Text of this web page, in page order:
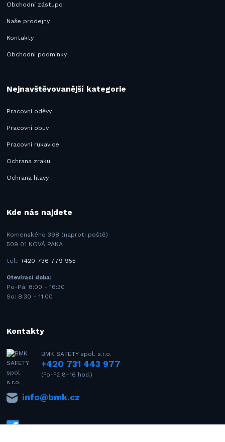
Obchodní zástupci
Naše prodejny
Kontakty
Obchodní podmínky
Nejnavštěvovanější kategorie
Pracovní oděvy
Pracovní obuv
Pracovní rukavice
Ochrana zraku
Ochrana hlavy
Kde nás najdete
Komenského 398 (naproti poště)
509 01 NOVÁ PAKA
tel.:+420 736 779 955
Otevírací doba:
Po-Pá: 8:00 - 16:30
So: 8:30 - 11:00
Kontakty
BMK SAFETY spol. s.r.o.
+420 731 443 977
(Po-Pá 8–16 hod.)
info@bmk.cz